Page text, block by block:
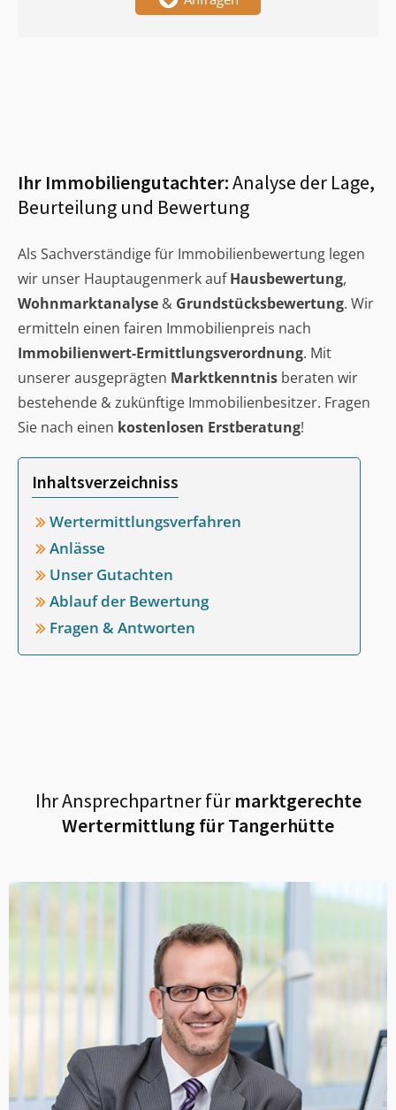
Ihr Immobiliengutachter:Analyse der Lage,
Beurteilung und Bewertung
Als Sachverständige für Immobilienbewertung legen
wir unser Hauptaugenmerk aufHausbewertung,
Wohnmarktanalyse & Grundstücksbewertung. Wir
ermitteln einen fairen Immobilienpreis nach
Immobilienwert-Ermittlungsverordnung. Mit
unserer ausgeprägten Marktkenntnis beraten wir
bestehende & zukünftige Immobilienbesitzer. Fragen
Sie nach einen kostenlosen Erstberatung!
Inhaltsverzeichniss
Wertermittlungsverfahren
Anlässe
Unser Gutachten
Ablauf der Bewertung
Fragen & Antworten
Ihr Ansprechpartner fürmarktgerechte
Wertermittlung fürTangerhütte